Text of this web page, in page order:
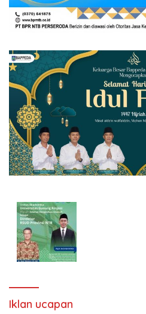
Iklan ucapan